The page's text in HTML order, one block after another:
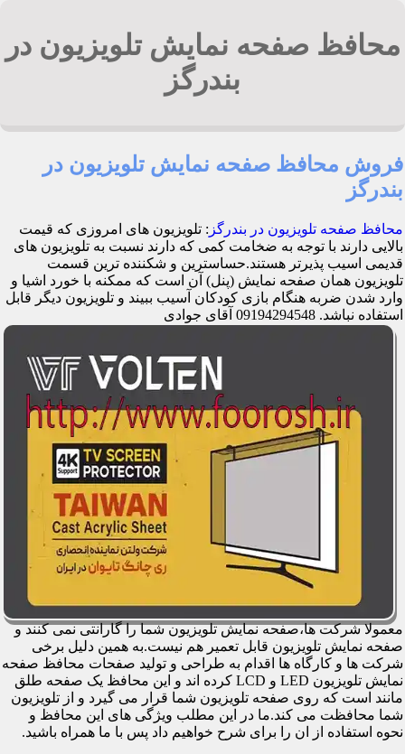
محافظ صفحه نمایش تلویزیون در
بندرگز
فروش محافظ صفحه نمایش تلویزیون در
بندرگز
محافظ صفحه تلویزیون در بندرگز : تلویزیون های امروزی که قیمت
بالایی دارند با توجه به ضخامت کمی که دارند نسبت به تلویزیون های
قدیمی اسیب پذیرتر هستند.حساسترین و شکننده ترین قسمت
تلویزیون همان صفحه نمایش (پنل) آن است که ممکنه با خورد اشیا و
وارد شدن ضربه هنگام بازی کودکان آسیب ببیند و تلویزیون دیگر قابل
استفاده نباشد. 09194294548 آقای جوادی
معمولا شرکت ها،صفحه نمایش تلویزیون شما را گارانتی نمی کنند و
صفحه نمایش تلویزیون قابل تعمیر هم نیست.به همین دلیل برخی
شرکت ها و کارگاه ها اقدام به طراحی و تولید صفحات محافظ صفحه
نمایش تلویزیون LED و LCD کرده اند و این محافظ یک صفحه طلق
مانند است که روی صفحه تلویزیون شما قرار می گیرد و از تلویزیون
شما محافظت می کند.ما در این مطلب ویژگی های این محافظ و
نحوه استفاده از ان را برای شرح خواهیم داد پس با ما همراه باشید.